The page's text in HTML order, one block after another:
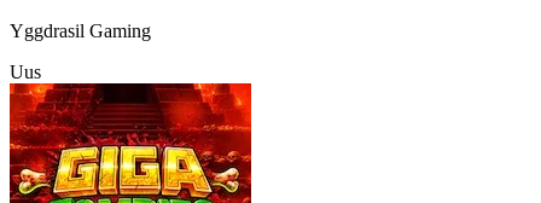
Yggdrasil Gaming
Uus